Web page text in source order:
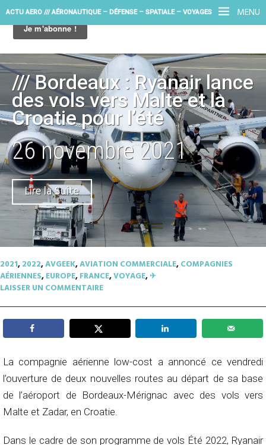
MENU
ACTU AERO /// AÉRONAUTIQUE – DÉFENSE – SPATIALE – VOYAGES
/// Bordeaux : Ryanair lance
des vols vers Malte et la
Croatie pour l’été
26 novembre 2021
Lire la Suite
2021,2022,AVGEEK,AVIATION COMMERCIALE,COMPAGNIES
AÉRIENNES,EUROPE,FRANCE,VOYAGE,✈︎
LAISSER UN COMMENTAIRE
La compagnie aérienne low-cost a annoncé ce vendredi
l’ouverture de deux nouvelles routes au départ de sa base
de l’aéroport de Bordeaux-Mérignac avec des vols vers
Malte et Zadar, en Croatie.
Dans le cadre de son programme de vols Été 2022, Ryanair